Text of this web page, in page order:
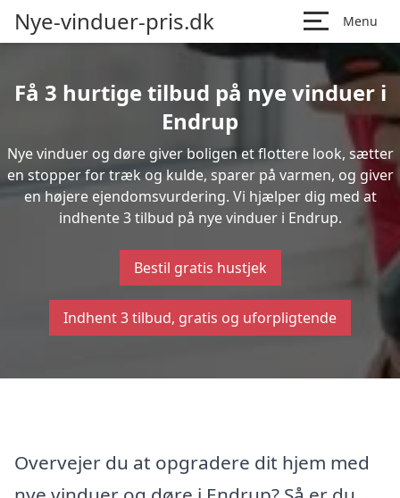
Nye-vinduer-pris.dk Menu
Få 3 hurtige tilbud på nye vinduer i
Endrup
Nye vinduer og døre giver boligen et flottere look, sætter
en stopper for træk og kulde, sparer på varmen, og giver
en højere ejendomsvurdering. Vi hjælper dig med at
indhente 3 tilbud på nye vinduer i Endrup.
Bestil gratis hustjek
Indhent 3 tilbud, gratis og uforpligtende
Overvejer du at opgradere dit hjem med